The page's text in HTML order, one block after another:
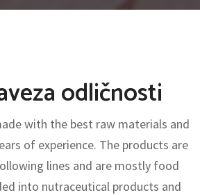
odličnosti
with the best raw materials and
of experience. The products are
lines and are mostly food
into nutraceutical products and